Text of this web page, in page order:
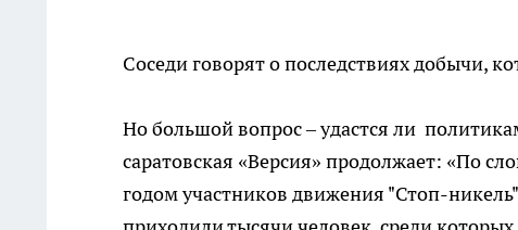
Соседи говорят о последствиях добычи,
Но большой вопрос – удастся ли
саратовская «Версия» продолжает: «По
годом участников движения "Стоп-